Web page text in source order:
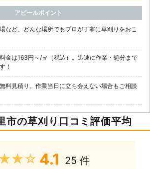
アピールポイント
など、どんな場所でもプロが丁寧に草刈りをおこ
金は163円～/㎡（税込）。迅速に作業・処分まで
！
料見積り。作業当日に立ち会えない場合もご相談
市の草刈り口コミ評価平均
4.1 25 件